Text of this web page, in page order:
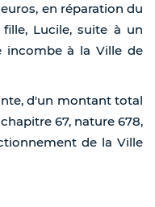
en réparation du
Lucile, suite à un
incombe à la Ville de
d'un montant total
67, nature 678,
de la Ville